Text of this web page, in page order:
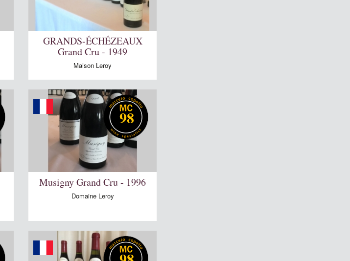
GRANDS-ÉCHÉZEAUX
Grand Cru - 1949
Maison Leroy
98
Musigny Grand Cru - 1996
Domaine Leroy